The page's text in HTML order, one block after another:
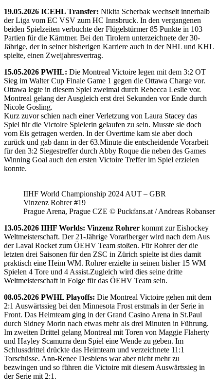
19.05.2026 ICEHL Transfer: Nikita Scherbak wechselt innerhalb
der Liga vom EC VSV zum HC Innsbruck. In den vergangenen
beiden Spielzeiten verbuchte der Flügelstürmer 85 Punkte in 103
Partien für die Kärntner. Bei den Tirolern unterzeichnete der 30-
Jährige, der in seiner bisherigen Karriere auch in der NHL und KHL
spielte, einen Zweijahresvertrag.
15.05.2026 PWHL: Die Montreal Victoire legen mit dem 3:2 OT
Sieg im Walter Cup Finale Game 1 gegen die Ottawa Charge vor.
Ottawa legte in diesem Spiel zweimal durch Rebecca Leslie vor.
Montreal gelang der Ausgleich erst drei Sekunden vor Ende durch
Nicole Gosling.
Kurz zuvor schien nach einer Verletzung von Laura Stacey das
Spiel für die Victoire Spielerin gelaufen zu sein. Musste sie doch
vom Eis getragen werden. In der Overtime kam sie aber doch
zurück und gab dann in der 63.Minute die entscheidende Vorarbeit
für den 3:2 Siegestreffer durch Abby Roque die neben des Games
Winning Goal auch den ersten Victoire Treffer im Spiel erzielen
konnte.
IIHF World Championship 2024 AUT – GBR
Vinzenz Rohrer #19
Prague Arena, Prague CZE © Puckfans.at / Andreas Robanser
13.05.2026 IIHF Worlds: Vinzenz Rohrer kommt zur Eishockey
Weltmeisterschaft. Der 21-Jährige Vorarlberger wird nach dem Aus
der Laval Rocket zum ÖEHV Team stoßen. Für Rohrer der die
letzten drei Saisonen für den ZSC in Zürich spielte ist dies damit
praktisch eine Heim WM. Rohrer erzielte in seinen bisher 15 WM
Spielen 4 Tore und 4 Assist.Zugleich wird dies seine dritte
Weltmeisterschaft in Folge für das ÖEHV Team sein.
08.05.2026 PWHL Playoffs: Die Montreal Victoire gehen mit dem
2:1 Auswärtssieg bei den Minnesota Frost erstmals in der Serie in
Front. Das Heimteam ging in der Grand Casino Arena in St.Paul
durch Sidney Morin nach etwas mehr als drei Minuten in Führung.
Im zweiten Drittel gelang Montreal mit Toren von Maggie Flaherty
und Hayley Scamurra dem Spiel eine Wende zu geben. Im
Schlussdrittel drückte das Heimteam und verzeichnete 11:1
Torschüsse. Ann-Renee Desbiens war aber nicht mehr zu
bezwingen und so führen die Victoire mit diesem Auswärtssieg in
der Serie mit 2:1.